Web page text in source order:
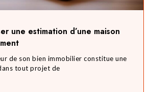
une estimation d’une maison
de son bien immobilier constitue une
tout projet de